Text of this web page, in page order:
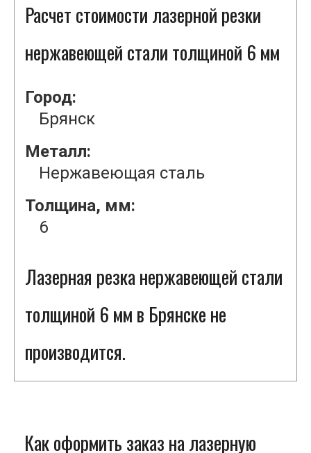
Расчет стоимости лазерной резки
нержавеющей стали толщиной 6 мм
Город:
Брянск
Металл:
Нержавеющая сталь
Толщина, мм:
6
Лазерная резка нержавеющей стали
толщиной 6 мм в Брянске не
производится.
Как оформить заказ на лазерную